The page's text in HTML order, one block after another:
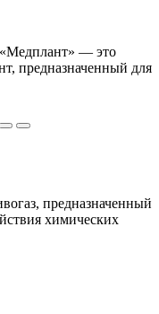
— это
предназначенный для
предназначенный
химических